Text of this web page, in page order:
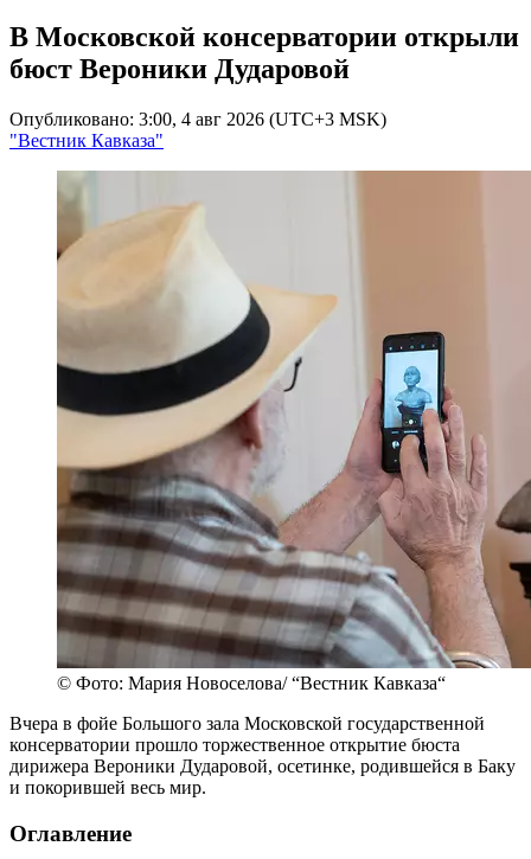
В Московской консерватории открыли
бюст Вероники Дударовой
Опубликовано: 3:00, 4 авг 2026 (UTC+3 MSK)
"Вестник Кавказа"
© Фото: Мария Новоселова/ “Вестник Кавказа“
Вчера в фойе Большого зала Московской государственной
консерватории прошло торжественное открытие бюста
дирижера Вероники Дударовой, осетинке, родившейся в Баку
и покорившей весь мир.
Оглавление